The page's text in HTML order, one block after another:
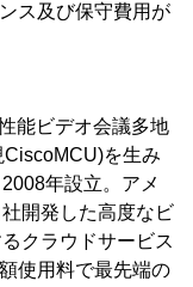
ス及び保守費用が
能ビデオ会議多地
を生み
年設立。アメ
開発した高度なビ
クラウドサービス
使用料で最先端の